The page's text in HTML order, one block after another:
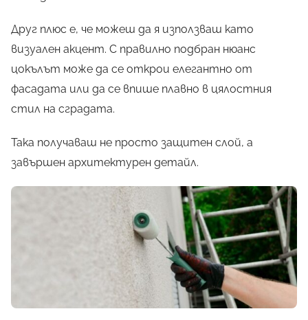
Друг плюс е, че можеш да я използваш като
визуален акцент. С правилно подбран нюанс
цокълът може да се открои елегантно от
фасадата или да се впише плавно в цялостния
стил на сградата.
Така получаваш не просто защитен слой, а
завършен архитектурен детайл.